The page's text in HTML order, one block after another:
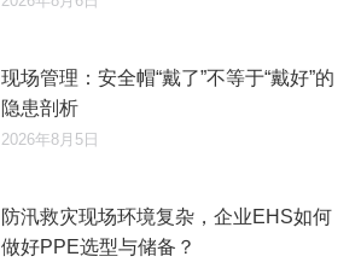
现场管理：安全帽“戴了”不等于“戴好”的
隐患剖析
2026年8月5日
防汛救灾现场环境复杂，企业EHS如何
做好PPE选型与储备？